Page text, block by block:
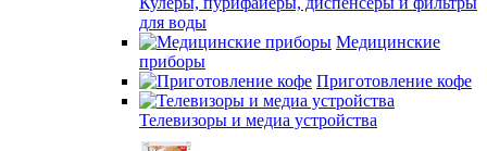
для воды
Медицинские
приборы
Приготовление кофе
Телевизоры и медиа устройства